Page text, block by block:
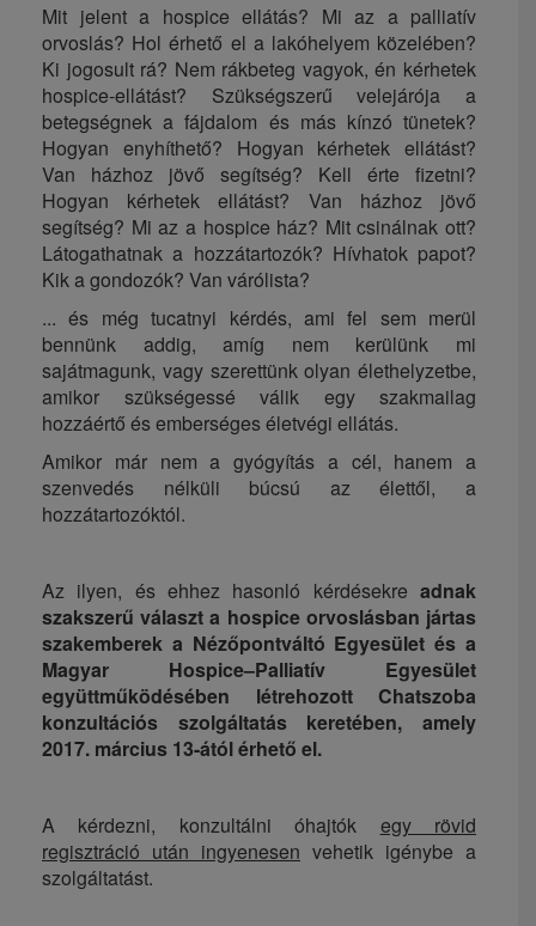
Mit jelent a hospice ellátás? Mi az a palliatív
orvoslás? Hol érhető el a lakóhelyem közelében?
Ki jogosult rá? Nem rákbeteg vagyok, én kérhetek
hospice-ellátást? Szükségszerű velejárója a
betegségnek a fájdalom és más kínzó tünetek?
Hogyan enyhíthető? Hogyan kérhetek ellátást?
Van házhoz jövő segítség? Kell érte fizetni?
Hogyan kérhetek ellátást? Van házhoz jövő
segítség? Mi az a hospice ház? Mit csinálnak ott?
Látogathatnak a hozzátartozók? Hívhatok papot?
Kik a gondozók? Van várólista?
... és még tucatnyi kérdés, ami fel sem merül
bennünk addig, amíg nem kerülünk mi
sajátmagunk, vagy szerettünk olyan élethelyzetbe,
amikor szükségessé válik egy szakmailag
hozzáértő és emberséges életvégi ellátás.
Amikor már nem a gyógyítás a cél, hanem a
szenvedés nélküli búcsú az élettől, a
hozzátartozóktól.
Az ilyen, és ehhez hasonló kérdésekre adnak
szakszerű választ a hospice orvoslásban jártas
szakemberek a Nézőpontváltó Egyesület és a
Magyar Hospice­–Palliatív Egyesület
együttműködésében létrehozott Chatszoba
konzultációs szolgáltatás keretében, amely
2017. március 13-ától érhető el.
A kérdezni, konzultálni óhajtók egy rövid
regisztráció után ingyenesen vehetik igénybe a
szolgáltatást.